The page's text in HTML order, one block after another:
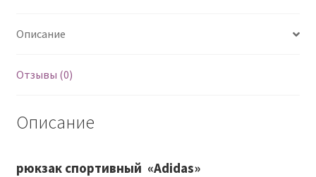
Описание
Отзывы (0)
Описание
рюкзак спортивный «Adidas»